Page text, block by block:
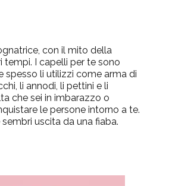
con il mito della
tempi. I capelli per te sono
spesso li utilizzi come arma di
li annodi, li pettini e li
che sei in imbarazzo o
le persone intorno a te.
uscita da una fiaba.